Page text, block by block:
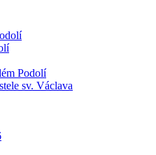
Podolí
sv. Václava